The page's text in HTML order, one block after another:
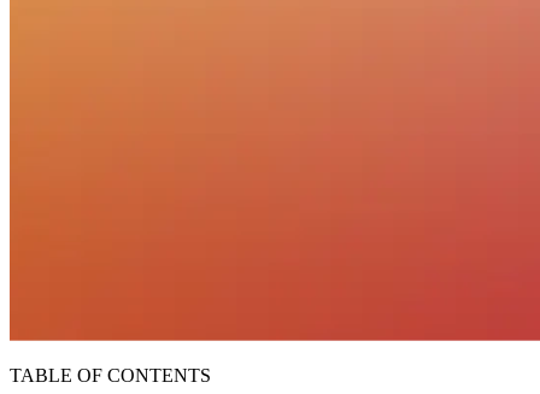
TABLE OF CONTENTS